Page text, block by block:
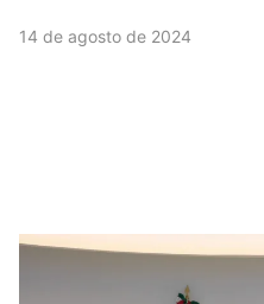
14 de agosto de 2024